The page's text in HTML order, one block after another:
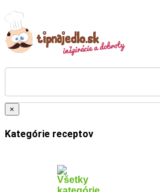
×
Kategórie receptov